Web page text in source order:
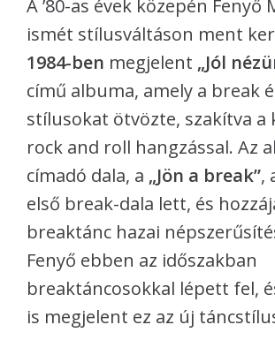
A ’80-as évek közepén Fenyő
ismét stílusváltáson ment
1984-ben megjelent „Jól
című albuma, amely a break
stílusokat ötvözte, szakítva a
rock and roll hangzással. Az
címadó dala, a „Jön a break”,
első break-dala lett, és
breaktánc hazai
Fenyő ebben az időszakban
breaktáncosokkal lépett fel,
is megjelent ez az új